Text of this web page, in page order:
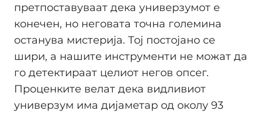
претпоставуваат дека универзумот е
конечен, но неговата точна големина
останува мистерија. Тој постојано се
шири, а нашите инструменти не можат да
го детектираат целиот негов опсег.
Проценките велат дека видливиот
универзум има дијаметар од околу 93